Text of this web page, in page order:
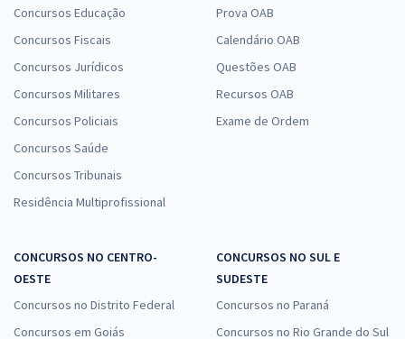
Concursos Educação
Concursos Fiscais
Concursos Jurídicos
Concursos Militares
Concursos Policiais
Concursos Saúde
Concursos Tribunais
Residência Multiprofissional
Prova OAB
Calendário OAB
Questões OAB
Recursos OAB
Exame de Ordem
CONCURSOS NO CENTRO-
OESTE
Concursos no Distrito Federal
Concursos em Goiás
CONCURSOS NO SUL E
SUDESTE
Concursos no Paraná
Concursos no Rio Grande do Sul